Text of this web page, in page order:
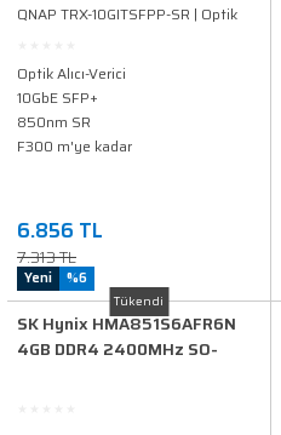
QNAP TRX-10GITSFPP-SR | Optik
Optik Alıcı-Verici
10GbE SFP+
850nm SR
F300 m'ye kadar
6.856 TL
7.313 TL
Yeni %6
Tükendi
SK Hynix HMA851S6AFR6N
4GB DDR4 2400MHz SO-